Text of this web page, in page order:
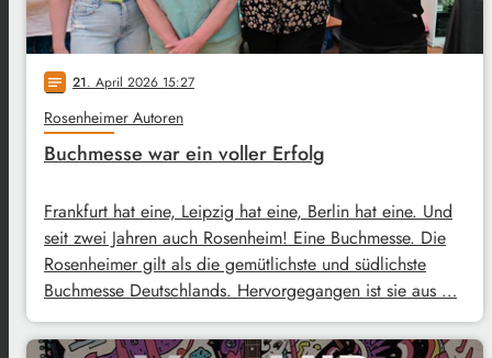
notes 21. April 2026 15:27
Rosenheimer Autoren
Buchmesse war ein voller Erfolg
Frankfurt hat eine, Leipzig hat eine, Berlin hat eine. Und
seit zwei Jahren auch Rosenheim! Eine Buchmesse. Die
Rosenheimer gilt als die gemütlichste und südlichste
Buchmesse Deutschlands. Hervorgegangen ist sie aus …